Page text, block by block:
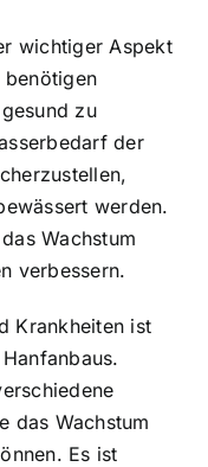
wichtiger Aspekt
benötigen
zu
der
werden.
Wachstum
verbessern.
Krankheiten ist
das Wachstum
Es ist